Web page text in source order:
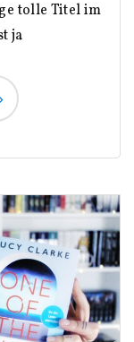
tolle Titel im
ja